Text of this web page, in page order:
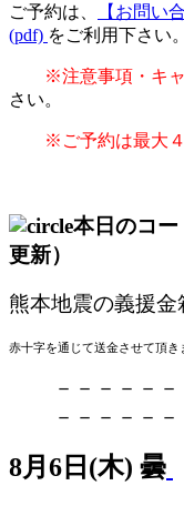
ご予約は、 【お問い
(pdf) をご利用下さい。
※注意事項・キャ
さい。
※ご予約は最大４
本日のコー
更新）
熊本地震の義援
赤十字を通じて送金させて頂き
－－－－－
－－－－－
8月6日 (木) 曇